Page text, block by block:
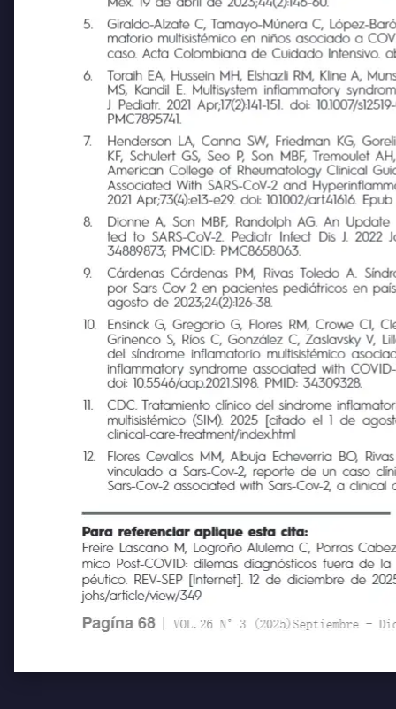
Pagína 68 | VOL.26 N°3 (2025)Septiembre -
Mex. 19 de abril de 2023;44(2):146-60.
Giraldo-Alzate C, Tamayo-Múnera C, López-
matorio multisistémico en niños asociado a
Toraih EA, Hussein MH, Elshazli RM, Kline A,
MS, Kandil E. Multisystem inflammatory
J Pediatr. 2021 Apr;17(2):141-151. doi: 10.1007/
Henderson LA, Canna SW, Friedman KG,
KF, Schulert GS, Seo P, Son MBF, Tremoulet
American College of Rheumatology Clinical
Associated With SARS-CoV-2 and
2021 Apr;73(4):e13-e29. doi: 10.1002/art.41616.
Dionne A, Son MBF, Randolph AG. An Update
ted to SARS-CoV-2. Pediatr Infect Dis J. 2022
34889873; PMCID: PMC8658063.
Cárdenas Cárdenas PM, Rivas Toledo A.
por Sars Cov 2 en pacientes pediátricos en
agosto de 2023;24(2):126-38.
Ensinck G, Gregorio G, Flores RM, Crowe CI,
Grinenco S, Ríos C, González C, Zaslavsky V,
del síndrome inflamatorio multisistémico
inflammatory syndrome associated with COVID-
doi: 10.5546/aap.2021.S198. PMID: 34309328.
CDC. Tratamiento clínico del síndrome
multisistémico (SIM). 2025 [citado el 1 de
clinical-care-treatment/index.html
Flores Cevallos MM, Albuja Echeverria BO,
vinculado a Sars-Cov-2, reporte de un caso
Sars-Cov-2 associated with Sars-Cov-2, a
Para referenciar aplique esta cita:
Freire Lascano M, Logroño Alulema C, Porras
mico Post-COVID: dilemas diagnósticos fuera de la
péutico. REV-SEP [Internet]. 12 de diciembre de
johs/article/view/349